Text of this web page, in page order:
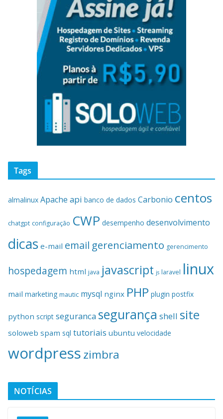
Tags
almalinux Apache api banco de dados Carbonio centos
chatgpt configuração CWP desempenho desenvolvimento
dicas e-mail email gerenciamento gerencimento
hospedagem html java javascript js laravel linux
mail marketing mautic mysql nginx PHP plugin postfix
python script seguranca segurança shell site
soloweb spam sql tutoriais ubuntu velocidade
wordpresszimbra
NOTÍCIAS